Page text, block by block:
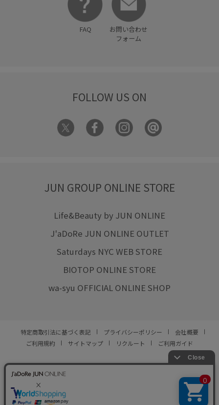
FAQ
お問い合わせ
フォーム
FOLLOW US ON
JUN GROUP ONLINE STORE
Life&Beauty by JUN ONLINE
J'aDoRe JUN ONLINE OUTLET
Saturdays NYC WEB STORE
BIOTOP ONLINE STORE
wa-syu OFFICIAL ONLINE SHOP
特定商取引法に基づく表記 プライバシーポリシー
会社概要
ご利用規約
サイトマップ リクルート ご利用ガイド
© JUN CO.,LTD. ALL RIGHTS RESERVED.